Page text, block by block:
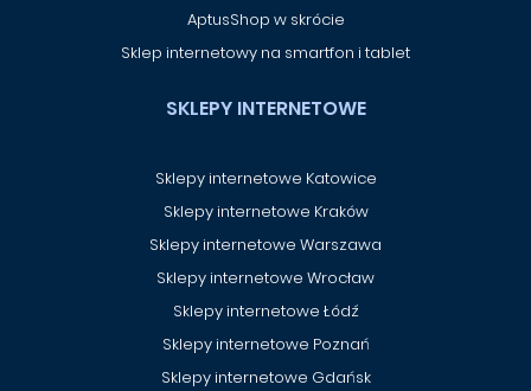
AptusShop w skrócie
Sklep internetowy na smartfon i tablet
SKLEPY INTERNETOWE
Sklepy internetowe Katowice
Sklepy internetowe Kraków
Sklepy internetowe Warszawa
Sklepy internetowe Wrocław
Sklepy internetowe Łódź
Sklepy internetowe Poznań
Sklepy internetowe Gdańsk